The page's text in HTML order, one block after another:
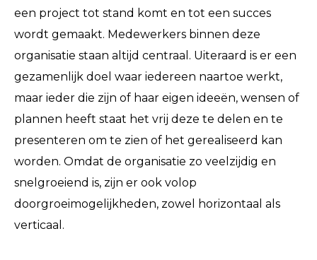
een project tot stand komt en tot een succes
wordt gemaakt. Medewerkers binnen deze
organisatie staan altijd centraal. Uiteraard is er een
gezamenlijk doel waar iedereen naartoe werkt,
maar ieder die zijn of haar eigen ideeën, wensen of
plannen heeft staat het vrij deze te delen en te
presenteren om te zien of het gerealiseerd kan
worden. Omdat de organisatie zo veelzijdig en
snelgroeiend is, zijn er ook volop
doorgroeimogelijkheden, zowel horizontaal als
verticaal.